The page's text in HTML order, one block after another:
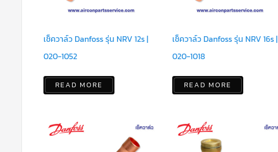
เช็ควาล์ว Danfoss รุ่น NRV 12s |
020-1052
READ MORE
เช็ควาล์ว Danfoss รุ่น NRV 16s |
020-1018
READ MORE